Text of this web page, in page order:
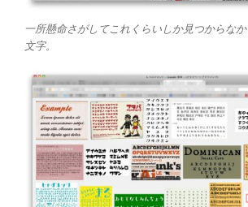
一所懸命さがしてこれくらいしか見つからな
文字。